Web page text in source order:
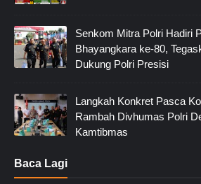
Senkom Mitra Polri Hadiri
Bhayangkara ke-80,
Dukung Polri Presisi
Langkah Konkret Pasca
Rambah Divhumas Polri
Kamtibmas
Baca Lagi